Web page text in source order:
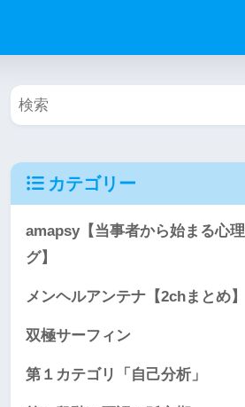
カテゴリー
amapsy【当事者から始まる心
グ】
メンヘルアンテナ【2chまとめ】
双極サーフィン
第１カテゴリ「自己分析」